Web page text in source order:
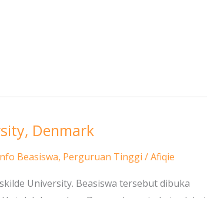
Denmark
Beasiswa, Perguruan Tinggi /Afiqie
University. Beasiswa tersebut dibuka